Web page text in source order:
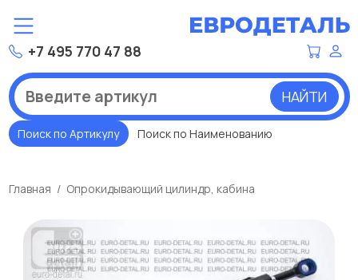
+7 495 770 47 88
НАЙТИ
Поиск по Артикулу Поиск по Наименованию
Главная Опрокидывающий цилиндр, кабина